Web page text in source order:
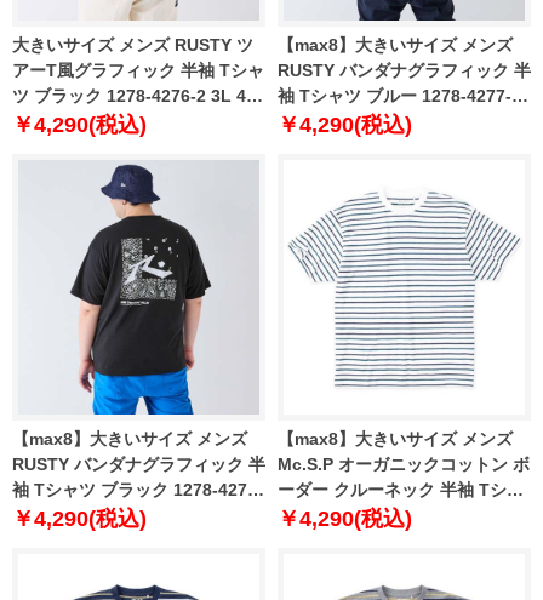
大きいサイズ メンズ RUSTY ツ
アーT風グラフィック 半袖 Tシャ
ツ ブラック 1278-4276-2 3L 4L
5L 6L 8L
￥4,290(税込)
【max8】大きいサイズ メンズ
RUSTY バンダナグラフィック 半
袖 Tシャツ ブルー 1278-4277-1
3L 4L 5L 6L 8L
￥4,290(税込)
【max8】大きいサイズ メンズ
RUSTY バンダナグラフィック 半
袖 Tシャツ ブラック 1278-4277-
2 3L 4L 5L 6L 8L
￥4,290(税込)
【max8】大きいサイズ メンズ
Mc.S.P オーガニックコットン ボ
ーダー クルーネック 半袖 Tシャ
ツ オフホワイト 1278-4511-1 3L
￥4,290(税込)